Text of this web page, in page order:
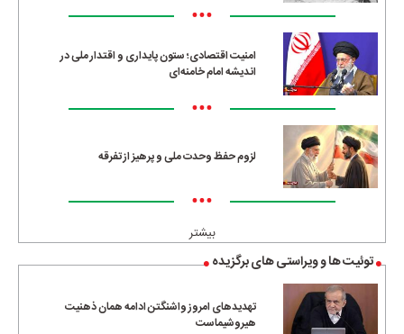
•••
امنیت اقتصادی؛ ستون پایداری و اقتدار ملی در
اندیشه امام خامنه‌ای
•••
لزوم حفظ وحدت ملی و پرهیز از تفرقه
•••
بیشتر
توئیت ها و ویراستی های برگزیده
تهدیدهای امروز واشنگتن ادامه همان ذهنیت
هیروشیماست